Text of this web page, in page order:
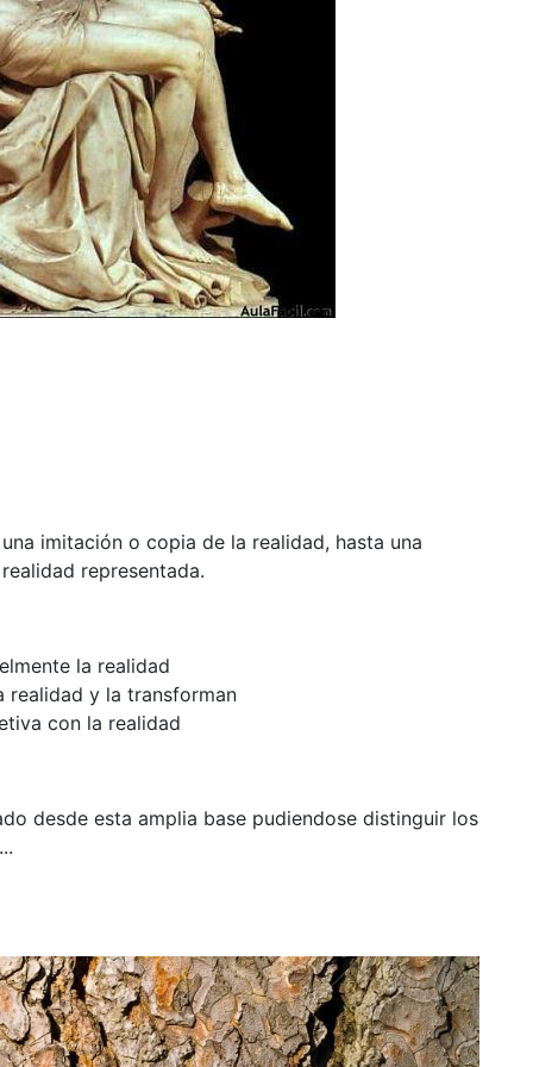
imitación o copia de la realidad, hasta una
representada.
la realidad
realidad y la transforman
con la realidad
esta amplia base pudiendose distinguir los